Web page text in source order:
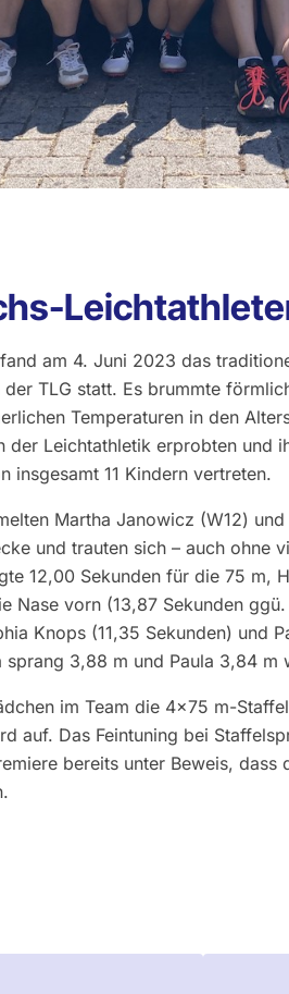
am 4. Juni 2023 das
TLG statt. Es brummte
Temperaturen in den
der Leichtathletik erprobten und
insgesamt 11 Kindern vertreten.
Martha Janowicz (W12)
und trauten sich – auch ohne
12,00 Sekunden für die 75 m,
Nase vorn (13,87 Sekunden
Knops (11,35 Sekunden) und
sprang 3,88 m und Paula 3,84 m
im Team die 4x75 m-
auf. Das Feintuning bei
bereits unter Beweis,